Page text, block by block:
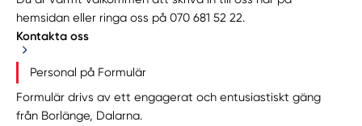
hemsidan eller ringa oss på070 681 52 22.
Kontakta oss
Personal på Formulär
Formulär drivs av ett engagerat och entusiastiskt gäng
från Borlänge, Dalarna.